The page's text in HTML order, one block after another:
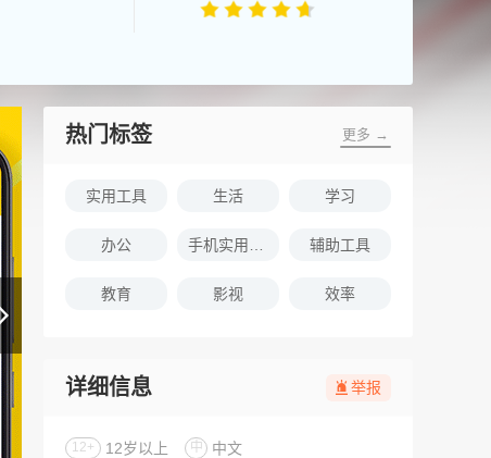
热门标签 更多 →
实用工具 生活 学习
办公 辅助工具
教育 影视 效率
详细信息 举报
12+ 12岁以上 中 中文